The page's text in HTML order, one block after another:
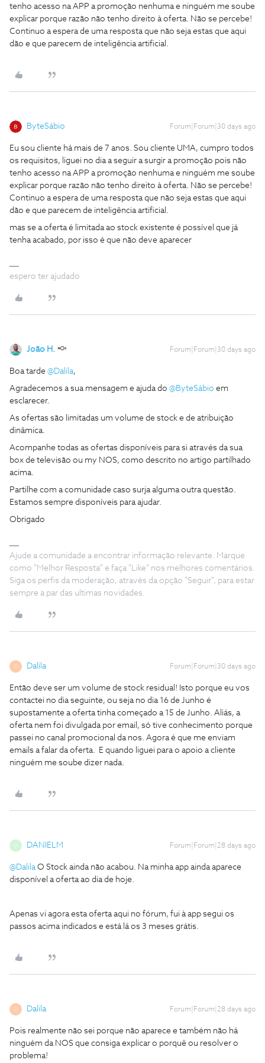
tenho acesso na APP a promoção nenhuma e ninguém me soube
explicar porque razão não tenho direito à oferta. Não se percebe!
Continuo a espera de uma resposta que não seja estas que aqui
dão e que parecem de inteligência artificial.
ByteSábio Forum|Forum|30 days ago
Eu sou cliente há mais de 7 anos. Sou cliente UMA, cumpro todos
os requisitos, liguei no dia a seguir a surgir a promoção pois não
tenho acesso na APP a promoção nenhuma e ninguém me soube
explicar porque razão não tenho direito à oferta. Não se percebe!
Continuo a espera de uma resposta que não seja estas que aqui
dão e que parecem de inteligência artificial.
mas se a oferta é limitada ao stock existente é possível que já
tenha acabado, por isso é que não deve aparecer
espero ter ajudado
João H. Forum|Forum|30 days ago
Boa tarde ​ @Dalila,
Agradecemos a sua mensagem e ajuda do ​ @ByteSábio em
esclarecer.
As ofertas são limitadas um volume de stock e de atribuição
dinâmica.
Acompanhe todas as ofertas disponíveis para si através da sua
box de televisão ou my NOS, como descrito no artigo partilhado
acima.
Partilhe com a comunidade caso surja alguma outra questão.
Estamos sempre disponíveis para ajudar.
Obrigado
Ajude a comunidade a encontrar informação relevante. Marque
como "Melhor Resposta" e faça "Like" nos melhores comentários.
Siga os perfis da moderação, através da opção "Seguir", para estar
sempre a par das ultimas novidades.
D Dalila Forum|Forum|30 days ago
Então deve ser um volume de stock residual! Isto porque eu vos
contactei no dia seguinte, ou seja no dia 16 de Junho é
supostamente a oferta tinha começado a 15 de Junho. Aliás, a
oferta nem foi divulgada por email, só tive conhecimento porque
passei no canal promocional da nos. Agora é que me enviam
emails a falar da oferta. E quando liguei para o apoio a cliente
ninguém me soube dizer nada.
DANIELM Forum|Forum|28 days ago
@DalilaO Stock ainda não acabou. Na minha app ainda aparece
disponível a oferta ao dia de hoje.
Apenas vi agora esta oferta aqui no fórum, fui à app segui os
passos acima indicados e está lá os 3 meses grátis.
D Dalila Forum|Forum|28 days ago
Pois realmente não sei porque não aparece e também não há
ninguém da NOS que consiga explicar o porquê ou resolver o
problema!